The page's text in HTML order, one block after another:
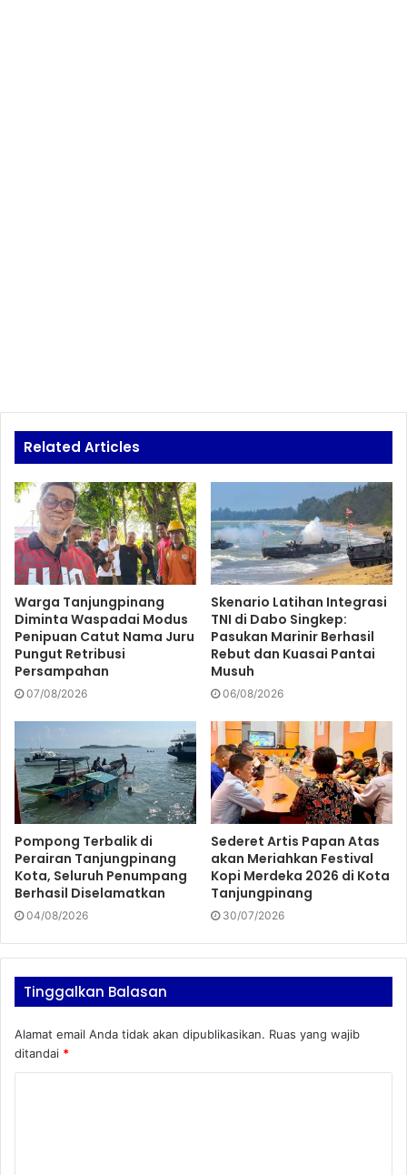
Related Articles
Warga Tanjungpinang
Diminta Waspadai Modus
Penipuan Catut Nama Juru
Pungut Retribusi
Persampahan
07/08/2026
Skenario Latihan Integrasi
TNI di Dabo Singkep:
Pasukan Marinir Berhasil
Rebut dan Kuasai Pantai
Musuh
06/08/2026
Pompong Terbalik di
Perairan Tanjungpinang
Kota, Seluruh Penumpang
Berhasil Diselamatkan
04/08/2026
Sederet Artis Papan Atas
akan Meriahkan Festival
Kopi Merdeka 2026 di Kota
Tanjungpinang
30/07/2026
Tinggalkan Balasan
Alamat email Anda tidak akan dipublikasikan. Ruas yang wajib
ditandai *